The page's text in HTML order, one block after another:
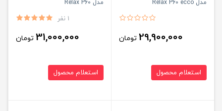
مدل Relax P60 ecco
29,900,000 تومان
استعلام محصول
مدل Relax P60
1 نفر
31,000,000 تومان
استعلام محصول